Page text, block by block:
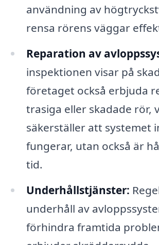
användning av
rensa rörens väggar
Reparation av
inspektionen visar på
företaget också erbjuda
trasiga eller skadade rör,
säkerställer att systemet
fungerar, utan också är
tid.
Underhållstjänster:
underhåll av
förhindra framtida